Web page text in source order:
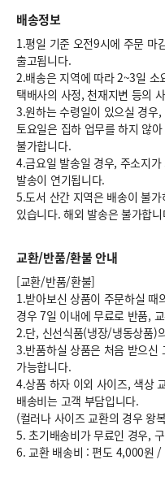
배송정보
1.평일 기준 오전9시에 주문 마
출고됩니다.
2.배송은 지역에 따라 2~3일 소
택배사의 사정, 천재지변 등의
3.원하는 수령일이 있으실 경우
토요일은 집하 업무를 하지 않
불가합니다.
4.금요일 발송일 경우, 주소지
발송이 연기됩니다.
5.도서 산간 지역은 배송이 불
있습니다. 해외 발송은 불가합
교환/반품/환불 안내
[교환/반품/환불]
1.받아보신 상품이 주문하실 때
경우 7일 이내에 무료로 반품,
2.단, 신선식품(냉장/냉동상품)
3.반품하실 상품은 처음 받으신
가능합니다.
4.상품 하자 이외 사이즈, 색상
배송비는 고객 부담입니다.
(컬러나 사이즈 교환의 경우 왕
5. 초기배송비가 무료인 경우,
6.교환 배송비 : 편도 4,000원 /